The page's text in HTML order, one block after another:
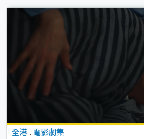
全港 . 電影劇集